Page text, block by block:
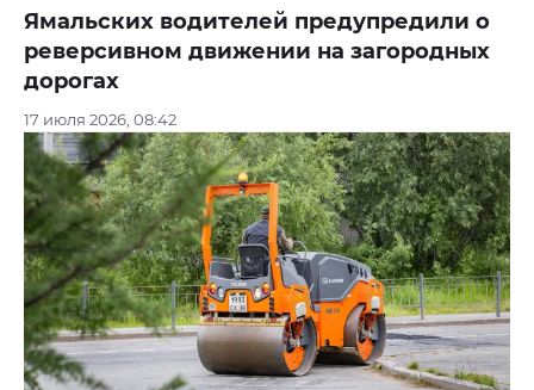
Ямальских водителей предупредили о
реверсивном движении на загородных
дорогах
17 июля 2026, 08:42